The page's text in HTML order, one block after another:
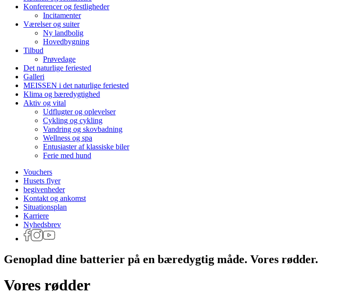
Konferencer og festligheder
Incitamenter
Værelser og suiter
Ny landbolig
Hovedbygning
Tilbud
Prøvedage
Det naturlige feriested
Galleri
MEISSEN i det naturlige feriested
Klima og bæredygtighed
Aktiv og vital
Udflugter og oplevelser
Cykling og cykling
Vandring og skovbadning
Wellness og spa
Entusiaster af klassiske biler
Ferie med hund
Vouchers
Husets flyer
begivenheder
Kontakt og ankomst
Situationsplan
Karriere
Nyhedsbrev
Genoplad dine batterier på en bæredygtig måde. Vores rødder.
Vores rødder